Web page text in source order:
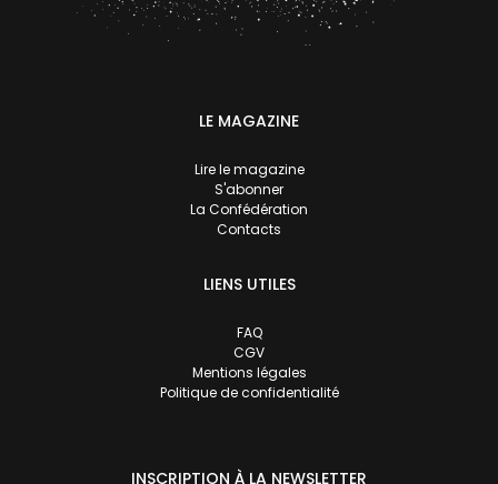
LE MAGAZINE
Lire le magazine
S'abonner
La Confédération
Contacts
LIENS UTILES
FAQ
CGV
Mentions légales
Politique de confidentialité
INSCRIPTION À LA NEWSLETTER